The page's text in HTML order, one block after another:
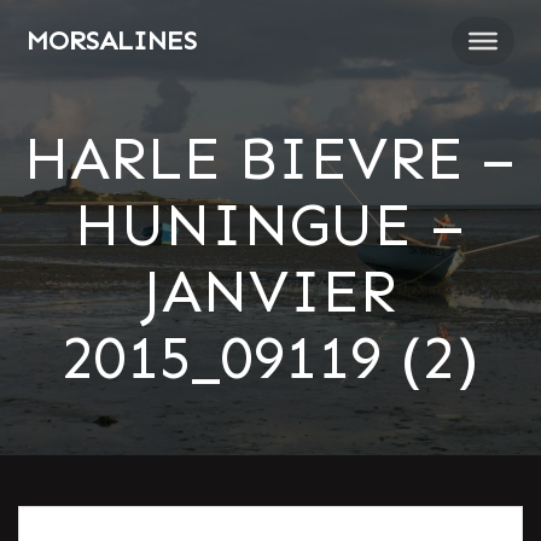
MORSALINES
HARLE BIEVRE –
HUNINGUE –
JANVIER
2015_09119 (2)